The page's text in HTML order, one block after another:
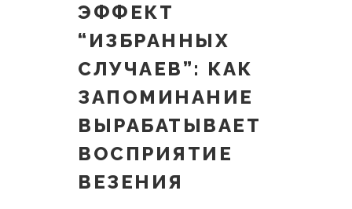
ЭФФЕКТ
“ИЗБРАННЫХ
СЛУЧАЕВ”: КАК
ЗАПОМИНАНИЕ
ВЫРАБАТЫВАЕТ
ВОСПРИЯТИЕ
ВЕЗЕНИЯ